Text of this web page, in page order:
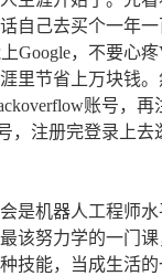
自己去买个一年
Google，不要心
里节省上万块钱
账号，再
，注册完登录上去
是机器人工程师水
该努力学的一门
技能，当成生活